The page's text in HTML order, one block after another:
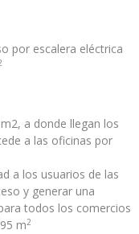
por escalera eléctrica
a donde llegan los
a las oficinas por
a los usuarios de las
y generar una
todos los comercios
m2